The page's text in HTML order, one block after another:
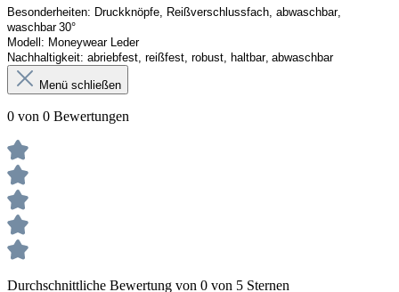
Besonderheiten: Druckknöpfe, Reißverschlussfach, abwaschbar,
waschbar 30°
Modell: Moneywear Leder
Nachhaltigkeit: abriebfest, reißfest, robust haltbar, abwaschbar
Menü schließen
0 von 0 Bewertungen
Durchschnittliche Bewertung von 0 von 5 Sternen